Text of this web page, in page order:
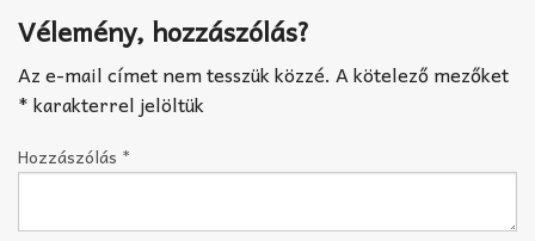
Vélemény, hozzászólás?
Az e-mail címet nem tesszük közzé. A kötelező mezőket
*karakterrel jelöltük
Hozzászólás *